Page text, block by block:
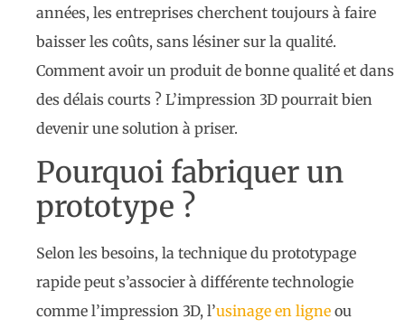
années, les entreprises cherchent toujours à faire
baisser les coûts, sans lésiner sur la qualité.
Comment avoir un produit de bonne qualité et dans
des délais courts ? L’impression 3D pourrait bien
devenir une solution à priser.
Pourquoi fabriquer un
prototype ?
Selon les besoins, la technique du prototypage
rapide peut s’associer à différente technologie
comme l’impression 3D, l’usinage en ligne ou